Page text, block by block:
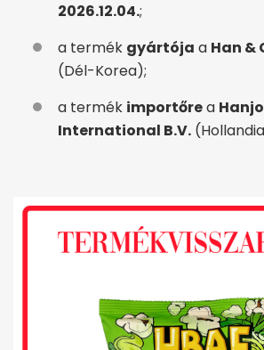
2026.12.04.;
a termék gyártója a Han &
(Dél-Korea);
a termék importőrea Hanjo
International B.V.